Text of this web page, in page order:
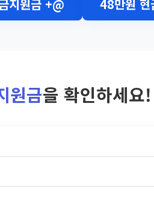
지원금 +@ 48만원 현
원금을 확인하세요!